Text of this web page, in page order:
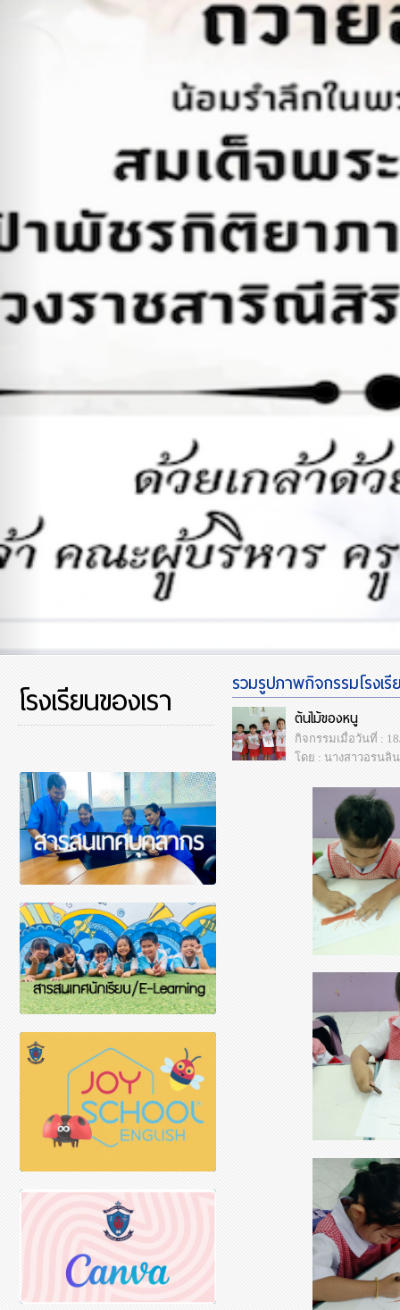
โรงเรียนของเรา รวมรูปภาพกิจกรรมโรงเ
ต้นไม้ของหนู
กิจกรรมเมื่อวันที่ :
โดย : นางสาวอรนลิ